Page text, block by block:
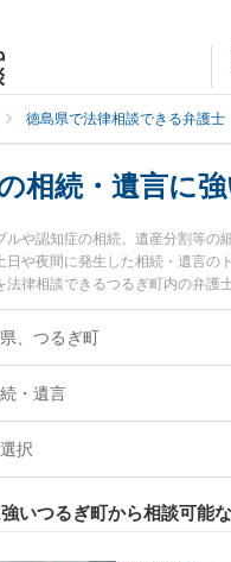
徳島県で法律相談できる弁護士
相続・遺言に
ルや認知症の相続、遺産分割等の
日や夜間に発生した相続・遺言の
法律相談できるつるぎ町内の弁護
、つるぎ町
・遺言
択
いつるぎ町から相談可能